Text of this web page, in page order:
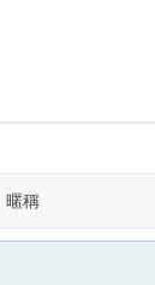
暱稱